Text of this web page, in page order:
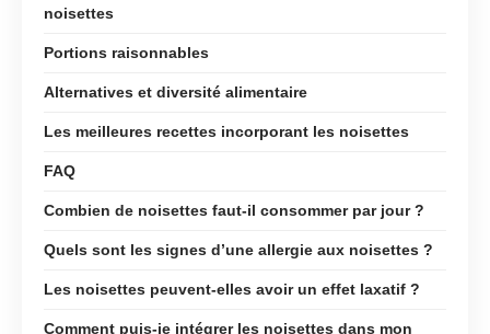
noisettes
Portions raisonnables
Alternatives et diversité alimentaire
Les meilleures recettes incorporant les noisettes
FAQ
Combien de noisettes faut-il consommer par jour ?
Quels sont les signes d’une allergie aux noisettes ?
Les noisettes peuvent-elles avoir un effet laxatif ?
Comment puis-je intégrer les noisettes dans mon